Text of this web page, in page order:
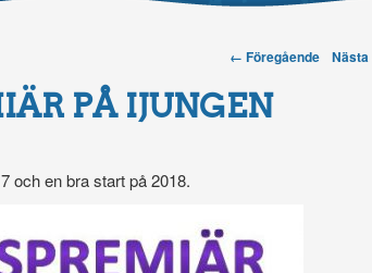
Post navigation
← Föregående
PÅ IJUNGEN
och en bra start på 2018.